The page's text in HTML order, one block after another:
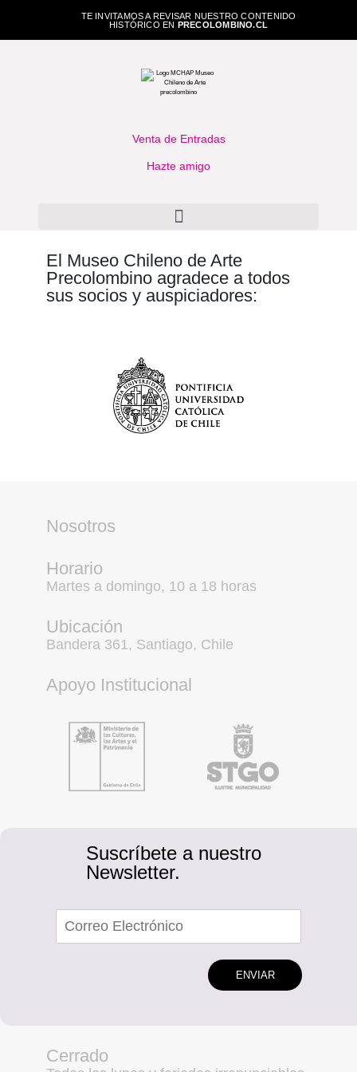
TE INVITAMOS A REVISAR NUESTRO CONTENIDO
HISTÓRICO EN PRECOLOMBINO.CL
Venta de Entradas
Hazte amigo
El Museo Chileno de Arte
Precolombino agradece a todos
sus socios y auspiciadores:
Nosotros
Horario
Martes a domingo, 10 a 18 horas
Ubicación
Bandera 361, Santiago, Chile
Apoyo Institucional
Suscríbete a nuestro
Newsletter.
ENVIAR
Cerrado